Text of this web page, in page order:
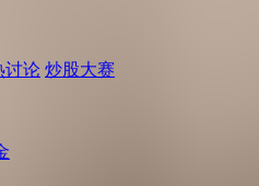
讨论 炒股大赛